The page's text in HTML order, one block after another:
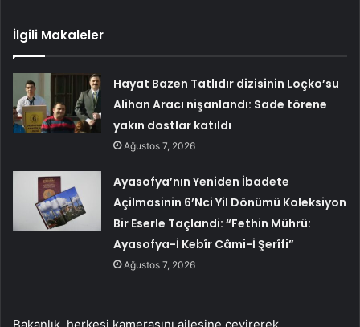
İlgili Makaleler
Hayat Bazen Tatlıdır dizisinin Loçko’su
Alihan Aracı nişanlandı: Sade törene
yakın dostlar katıldı
Ağustos 7, 2026
Ayasofya’nın Yeniden İbadete
Açilmasinin 6’Nci Yil Dönümü Koleksiyon
Bir Eserle Taçlandi: “Fethin Mührü:
Ayasofya-İ Kebîr Câmi-İ Şerîfi”
Ağustos 7, 2026